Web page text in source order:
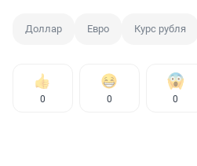
Доллар Евро Курс рубля
0 0 0